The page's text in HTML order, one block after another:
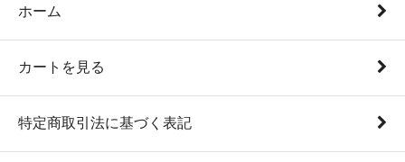
ホーム
カートを見る
特定商取引法に基づく表記